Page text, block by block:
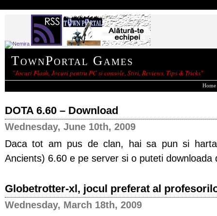
TownPortal Games
"Jocuri Flash, Jocuri pentru PC si console, Stiri, Reviews, Tips & Tricks"
Home
DOTA 6.60 – Download
Wednesday, June 10th, 2009
Daca tot am pus de clan, hai sa pun si
Ancients) 6.60 e pe server si o puteti downloada
Globetrotter-xl, jocul preferat al
Wednesday, March 18th, 2009